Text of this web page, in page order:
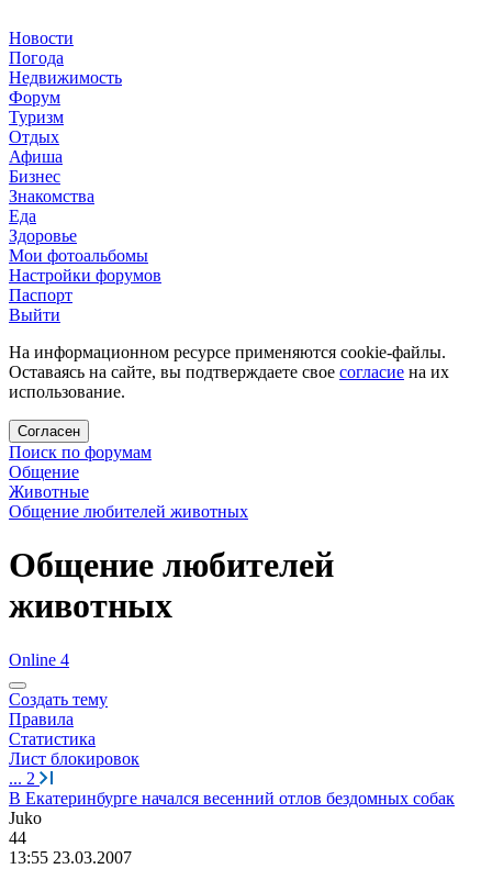
Новости
Погода
Недвижимость
Форум
Туризм
Отдых
Афиша
Бизнес
Знакомства
Еда
Здоровье
Мои фотоальбомы
Настройки форумов
Паспорт
Выйти
На информационном ресурсе применяются cookie-файлы.
Оставаясь на сайте, вы подтверждаете свое согласие на их
использование.
Согласен
Поиск по форумам
Общение
Животные
Общение любителей животных
Общение любителей
животных
Online 4
Создать тему
Правила
Статистика
Лист блокировок
... 2
В Екатеринбурге начался весенний отлов бездомных собак
Juko
44
13:55 23.03.2007